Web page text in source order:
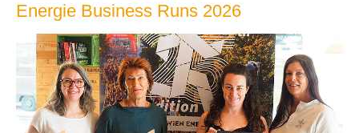
Energie Business Runs 2026